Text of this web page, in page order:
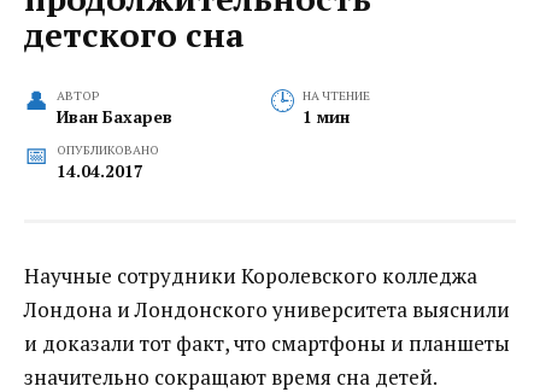
детского сна
АВТОР
Иван Бахарев
НА ЧТЕНИЕ
1 мин
ОПУБЛИКОВАНО
14.04.2017
Научные сотрудники Королевского колледжа
Лондона и Лондонского университета выяснили
и доказали тот факт, что смартфоны и планшеты
значительно сокращают время сна детей.